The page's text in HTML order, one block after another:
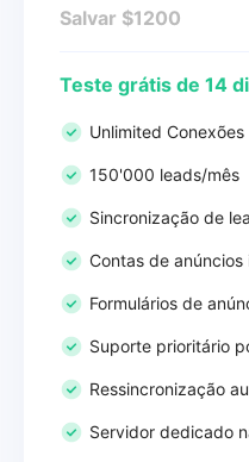
Salvar $1200
Teste grátis de 14
Unlimited Conexões
150'000 leads/mês
Sincronização de
Contas de anúncios
Formulários de
Suporte prioritário
Ressincronização
Servidor dedicado